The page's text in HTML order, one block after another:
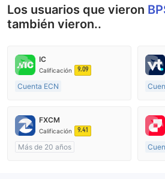
Los usuarios que vieron
también vieron..
IC
Calificación 9.09
Cuenta ECN
Supervisión en Australia
Licencia completa de MT4
FXCM
Calificación 9.41
Más de 20 años